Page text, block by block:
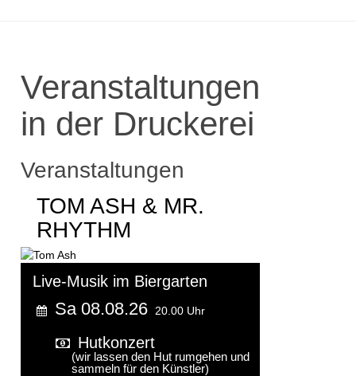
Veranstaltungen
in der Druckerei
Veranstaltungen
TOM ASH & MR.
RHYTHM
Live-Musik im Biergarten
Sa 08.08.26 20.00 Uhr
Hutkonzert
(wir lassen den Hut rumgehen und
sammeln für den Künstler)